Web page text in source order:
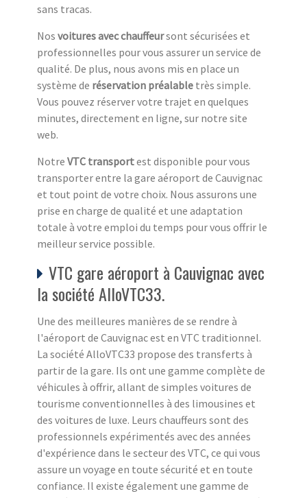
sans tracas.
Nos voitures avec chauffeursont sécurisées et
professionnelles pour vous assurer un service de
qualité. De plus, nous avons mis en place un
système de réservation préalable très simple.
Vous pouvez réserver votre trajet en quelques
minutes, directement en ligne, sur notre site
web.
Notre VTC transportest disponible pour vous
transporter entre la gare aéroport de Cauvignac
et tout point de votre choix. Nous assurons une
prise en charge de qualité et une adaptation
totale à votre emploi du temps pour vous offrir le
meilleur service possible.
VTC gare aéroport à Cauvignac avec
la société AlloVTC33.
Une des meilleures manières de se rendre à
l'aéroport de Cauvignac est en VTC traditionnel.
La société AlloVTC33 propose des transferts à
partir de la gare. Ils ont une gamme complète de
véhicules à offrir, allant de simples voitures de
tourisme conventionnelles à des limousines et
des voitures de luxe. Leurs chauffeurs sont des
professionnels expérimentés avec des années
d'expérience dans le secteur des VTC, ce qui vous
assure un voyage en toute sécurité et en toute
confiance. Il existe également une gamme de